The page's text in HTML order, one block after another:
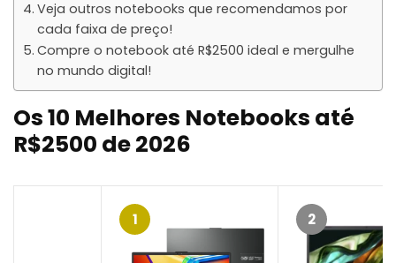
Veja outros notebooks que recomendamos por
cada faixa de preço!
Compre o notebook até R$2500 ideal e mergulhe
no mundo digital!
Os 10 Melhores Notebooks até
R$2500 de 2026
1 2